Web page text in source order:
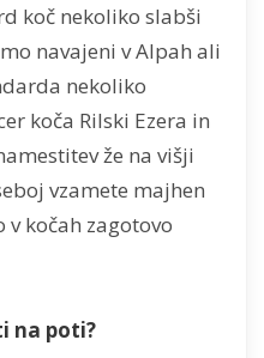
koč nekoliko slabši
navajeni v Alpah ali
nekoliko
koča Rilski Ezera in
že na višji
vzamete majhen
v kočah zagotovo
na poti?